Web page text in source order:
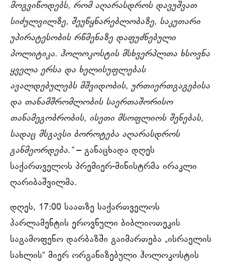
მოგვიწოდებს, რომ აღარასდროს დავუშვათ
სიძულვილზე, შეუწყნარებლობაზე, საკუთარი
უპირატესობის რწმენაზე დაფუძნებული
პოლიტიკა. ჰოლოკოსტის მსხვერპლთა ხსოვნა
ყველა ერსა და ხელისუფლებას
ავალდებულებს მშვიდობის, ურთიერთგაგებისა
და თანამშრომლობის საერთაშორისო
თანამეგობრობის, ისეთი მსოფლიოს შენებას,
სადაც მსგავსი ბოროტება აღარასდროს
განმეორდება.“– განაცხადა დღეს
საქართველოს პრემიერ-მინისტრმა ირაკლი
ღარიბაშვილმა.
დღეს, 17:00 საათზე საქართველოს
პარლამენტის ეროვნული ბიბლიოთეკის
საგამოფენო დარბაზში გაიმართება „ისრაელის
სახლის“ მიერ ორგანიზებული ჰოლოკოსტის